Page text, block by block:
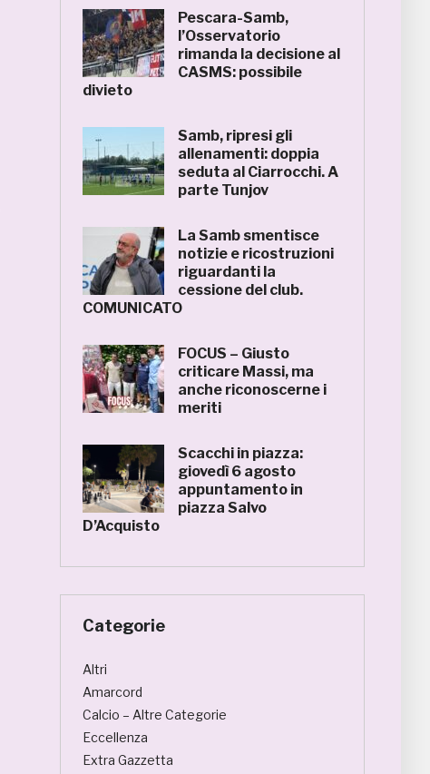
Pescara-Samb,
l’Osservatorio
rimanda la decisione al
CASMS: possibile
divieto
Samb, ripresi gli
allenamenti: doppia
seduta al Ciarrocchi. A
parte Tunjov
La Samb smentisce
notizie e ricostruzioni
riguardanti la
cessione del club.
COMUNICATO
FOCUS – Giusto
criticare Massi, ma
anche riconoscerne i
meriti
Scacchi in piazza:
giovedì 6 agosto
appuntamento in
piazza Salvo
D’Acquisto
Categorie
Altri
Amarcord
Calcio – Altre Categorie
Eccellenza
Extra Gazzetta